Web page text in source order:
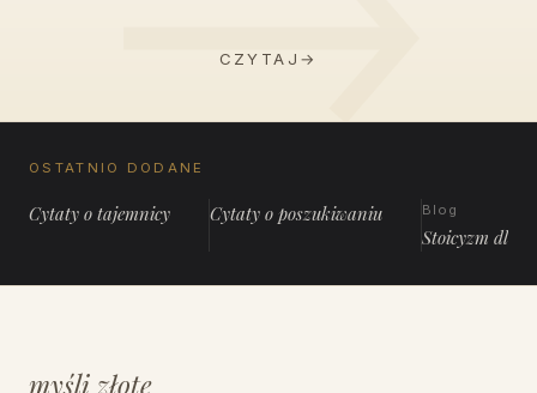
CZYTAJ →
OSTATNIO DODANE
Cytaty o tajemnicy Cytaty o poszukiwaniu Blog
Stoicyzm dla
myśli złote